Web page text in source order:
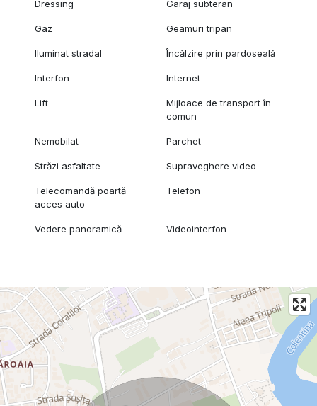
Dressing Garaj subteran
Gaz Geamuri tripan
Iluminat stradal Încălzire prin pardoseală
Interfon Internet
Lift
Mijloace de transport în
comun
Nemobilat Parchet
Străzi asfaltate Supraveghere video
Telecomandă poartă
acces auto
Telefon
Vedere panoramică Videointerfon